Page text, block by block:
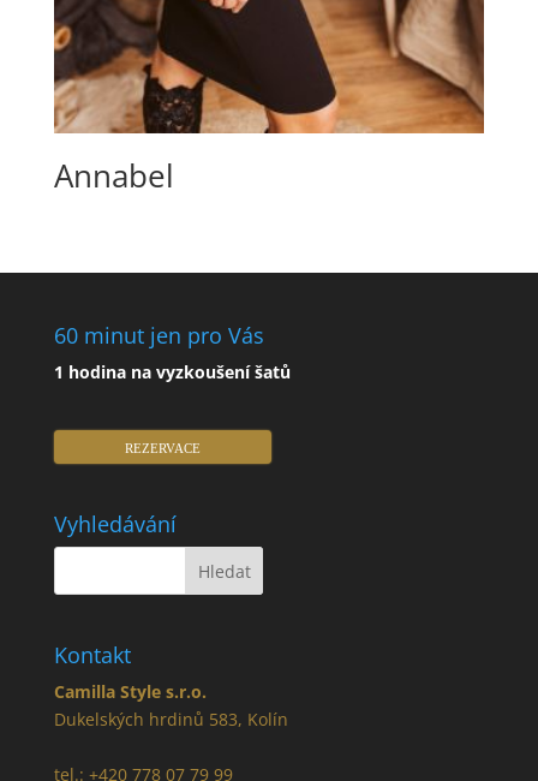
Annabel
60 minut jen pro Vás
1 hodina na vyzkoušení šatů
REZERVACE
Vyhledávání
Kontakt
Camilla Style s.r.o.
Dukelských hrdinů 583, Kolín
tel.: +420 778 07 79 99